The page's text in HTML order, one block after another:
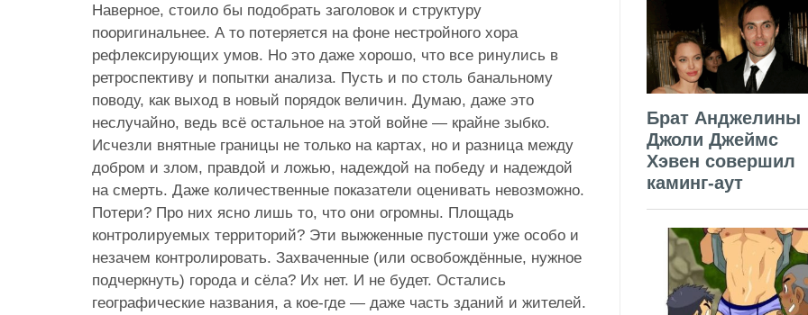
Наверное, стоило бы подобрать заголовок и структуру
пооригинальнее. А то потеряется на фоне нестройного хора
рефлексирующих умов. Но это даже хорошо, что все ринулись в
ретроспективу и попытки анализа. Пусть и по столь банальному
поводу, как выход в новый порядок величин. Думаю, даже это
неслучайно, ведь всё остальное на этой войне — крайне зыбко.
Исчезли внятные границы не только на картах, но и разница между
добром и злом, правдой и ложью, надеждой на победу и надеждой
на смерть. Даже количественные показатели оценивать невозможно.
Потери? Про них ясно лишь то, что они огромны. Площадь
контролируемых территорий? Эти выжженные пустоши уже особо и
незачем контролировать. Захваченные (или освобождённые, нужное
подчеркнуть) города и сёла? Их нет. И не будет. Остались
географические названия, а кое-где — даже часть зданий и жителей.
Брат Анджелины
Джоли Джеймс
Хэвен совершил
каминг-аут